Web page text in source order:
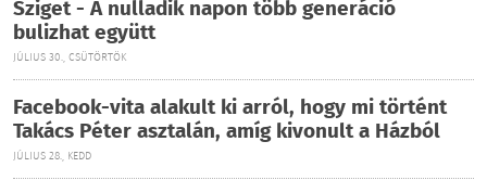
Sziget - A nulladik napon több generáció
bulizhat együtt
JÚLIUS 30., CSÜTÖRTÖK
Facebook-vita alakult ki arról, hogy mi történt
Takács Péter asztalán, amíg kivonult a Házból
JÚLIUS 28., KEDD